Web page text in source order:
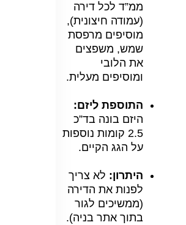
ממ”ד לכל דירה
(עמודה חיצונית),
מוסיפים מרפסת
שמש, משפצים
את הלובי
ומוסיפים מעלית.
התוספת ליזם:
היזם בונה בד”כ
2.5 קומות נוספות
על הגג הקיים.
היתרון: לא צריך
לפנות את הדירה
(ממשיכים לגור
בתוך אתר בניה).